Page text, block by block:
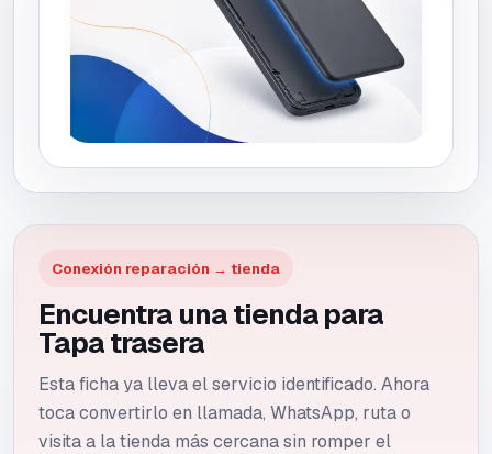
Conexión reparación → tienda
Encuentra una tienda para
Tapa trasera
Esta ficha ya lleva el servicio identificado. Ahora
toca convertirlo en llamada, WhatsApp, ruta o
visita a la tienda más cercana sin romper el